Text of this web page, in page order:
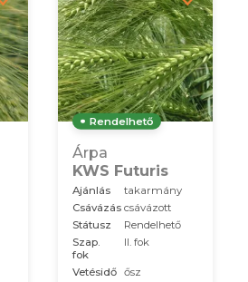
Rendelhető
Árpa
KWS Futuris
Ajánlás
takarmány
Csávázás csávázott
Státusz
Rendelhető
Szap.
fok
II. fok
Vetésidő
ősz